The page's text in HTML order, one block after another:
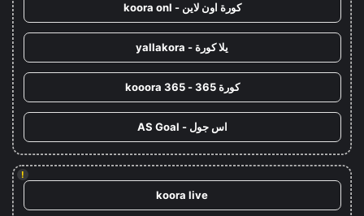
كورة اون لاين - koora onl
يلا كورة - yallakora
كورة 365 - kooora 365
اس جول - AS Goal
!
koora live